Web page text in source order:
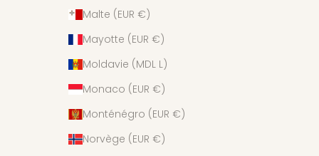
Malte (EUR €)
Mayotte (EUR €)
Moldavie (MDL L)
Monaco (EUR €)
Monténégro (EUR €)
Norvège (EUR €)